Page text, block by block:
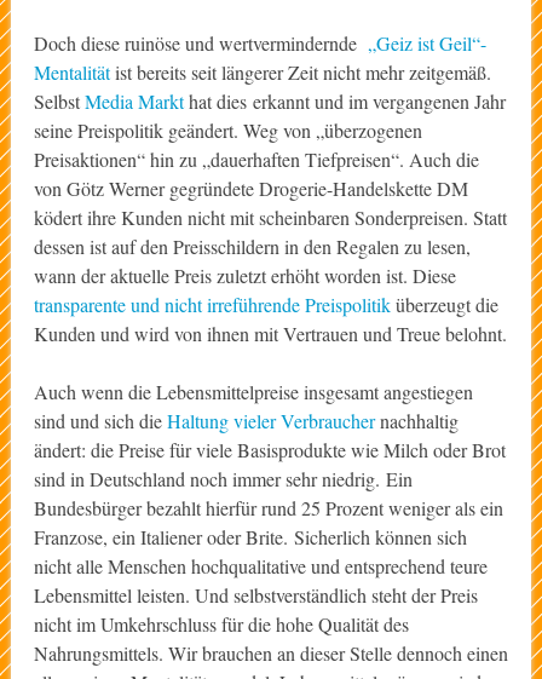
Doch diese ruinöse und wertvermindernde „Geiz ist Geil“-
Mentalitätist bereits seit längerer Zeit nicht mehr zeitgemäß.
SelbstMedia Markthat dies erkannt und im vergangenen Jahr
seine Preispolitik geändert. Weg von „überzogenen
Preisaktionen“ hin zu „dauerhaften Tiefpreisen“. Auch die
von Götz Werner gegründete Drogerie-Handelskette DM
ködert ihre Kunden nicht mit scheinbaren Sonderpreisen. Statt
dessen ist auf den Preisschildern in den Regalen zu lesen,
wann der aktuelle Preis zuletzt erhöht worden ist. Diese
transparente und nicht irreführende Preispolitiküberzeugt die
Kunden und wird von ihnen mit Vertrauen und Treue belohnt.
Auch wenn die Lebensmittelpreise insgesamt angestiegen
sind und sich dieHaltung vieler Verbrauchernachhaltig
ändert: die Preise für viele Basisprodukte wie Milch oder Brot
sind in Deutschland noch immer sehr niedrig. Ein
Bundesbürger bezahlt hierfür rund 25 Prozent weniger als ein
Franzose, ein Italiener oder Brite. Sicherlich können sich
nicht alle Menschen hochqualitative und entsprechend teure
Lebensmittel leisten. Und selbstverständlich steht der Preis
nicht im Umkehrschluss für die hohe Qualität des
Nahrungsmittels. Wir brauchen an dieser Stelle dennoch einen